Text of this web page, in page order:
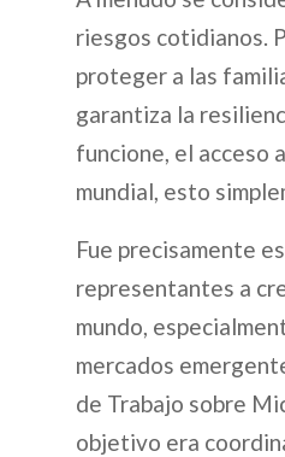
riesgos cotidianos.
proteger a las
garantiza la
funcione, el acceso
mundial, esto
Fue precisamente
representantes a
mundo,
mercados
de Trabajo sobre
objetivo era